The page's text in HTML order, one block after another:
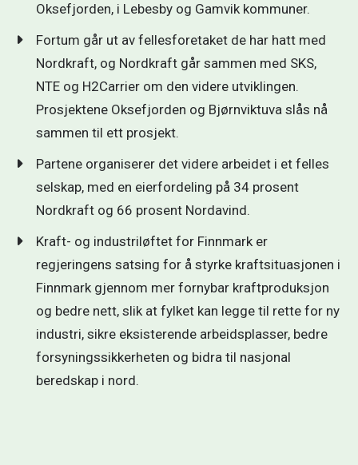
Oksefjorden, i Lebesby og Gamvik kommuner.
Fortum går ut av fellesforetaket de har hatt med
Nordkraft, og Nordkraft går sammen med SKS,
NTE og H2Carrier om den videre utviklingen.
Prosjektene Oksefjorden og Bjørnviktuva slås nå
sammen til ett prosjekt.
Partene organiserer det videre arbeidet i et felles
selskap, med en eierfordeling på 34 prosent
Nordkraft og 66 prosent Nordavind.
Kraft- og industriløftet for Finnmark er
regjeringens satsing for å styrke kraftsituasjonen i
Finnmark gjennom mer fornybar kraftproduksjon
og bedre nett, slik at fylket kan legge til rette for ny
industri, sikre eksisterende arbeidsplasser, bedre
forsyningssikkerheten og bidra til nasjonal
beredskap i nord.